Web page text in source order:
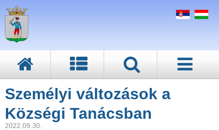
Személyi változások a
Községi Tanácsban
2022.09.30.